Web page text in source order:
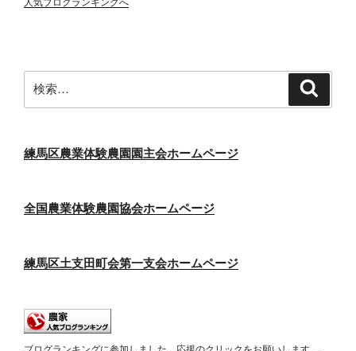
索:
練馬区農業体験農園園主会ホームページ
全国農業体験農園協会ホームページ
練馬区土支田町会第一支会ホームページ